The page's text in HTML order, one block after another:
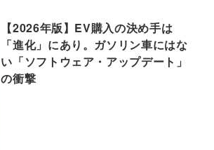
【2026年版】EV購入の決め手は
「進化」にあり。ガソリン車にはな
い「ソフトウェア・アップデート」
の衝撃